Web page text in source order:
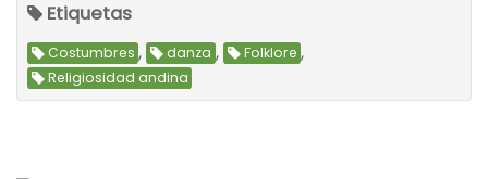
Etiquetas
Costumbres , danza , Folklore ,
Religiosidad andina